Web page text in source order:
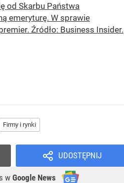
od Skarbu Państwa
emeryturę. W sprawie
Źródło: Business Insider.
Firmy i rynki
UDOSTĘPNIJ
w Google News